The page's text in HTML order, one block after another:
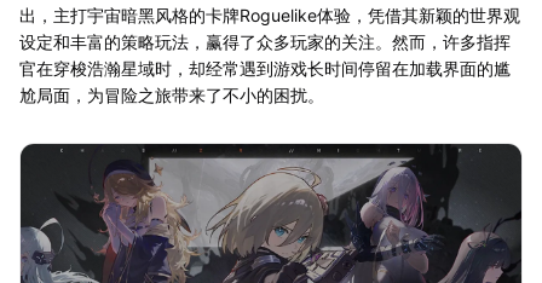
出，主打宇宙暗黑风格的卡牌Roguelike体验，凭借其新颖的世界观
设定和丰富的策略玩法，赢得了众多玩家的关注。然而，许多指挥
官在穿梭浩瀚星域时，却经常遇到游戏长时间停留在加载界面的尴
尬局面，为冒险之旅带来了不小的困扰。